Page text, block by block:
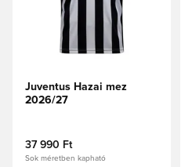
Juventus Hazai mez
2026/27
37 990 Ft
Sok méretben kapható